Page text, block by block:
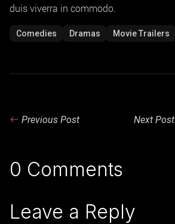
duis viverra in commodo.
Comedies Dramas Movie Trailers
Previous Post Next Post
0 Comments
Leave a Reply